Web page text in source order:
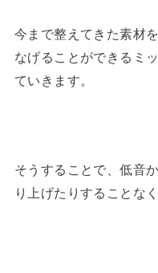
今まで整えてきた素材
なげることができるミ
ていきます。
そうすることで、低音
り上げたりすることな